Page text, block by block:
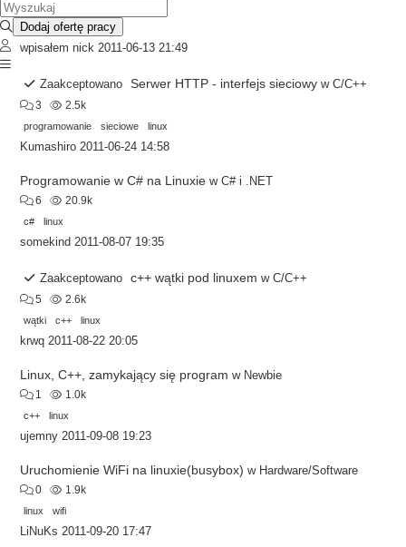
0
linux
todo organizer
wpisałem nick 2011-06-13 21:49
Zaakceptowano Serwer HTTP - interfejs sieciowy wC/C++
3
2.5k
programowanie
sieciowe linux
Kumashiro 2011-06-24 14:58
Programowanie w C# na Linuxie w C# i .NET
6
20.9k
c#
linux
somekind 2011-08-07 19:35
Zaakceptowano c++ wątki pod linuxem wC/C++
5
2.6k
wątki
c++ linux
krwq 2011-08-22 20:05
Linux, C++, zamykający się program w Newbie
1
1.0k
c++
linux
ujemny 2011-09-08 19:23
Uruchomienie WiFi na linuxie(busybox) w Hardware/Software
0
1.9k
linux
wifi
LiNuKs 2011-09-20 17:47